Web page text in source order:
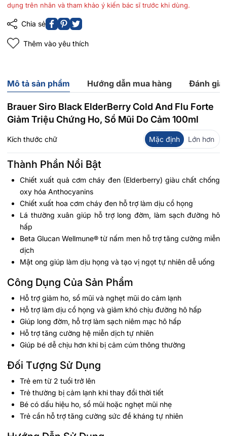
dụng trên nhãn và tham khảo ý kiến bác sĩ trước khi dùng.
Chia sẻ
Thêm vào yêu thích
Mô tả sản phẩm Hướng dẫn mua hàng Đánh giá
Brauer Siro Black ElderBerry Cold And Flu Forte
Giảm Triệu Chứng Ho, Sổ Mũi Do Cảm 100ml
Kích thước chữ Mặc định Lớn hơn
Thành Phần Nổi Bật
Chiết xuất quả cơm cháy đen (Elderberry) giàu chất chống
oxy hóa Anthocyanins
Chiết xuất hoa cơm cháy đen hỗ trợ làm dịu cổ họng
Lá thường xuân giúp hỗ trợ long đờm, làm sạch đường hô
hấp
Beta Glucan Wellmune® từ nấm men hỗ trợ tăng cường miễn
dịch
Mật ong giúp làm dịu họng và tạo vị ngọt tự nhiên dễ uống
Công Dụng Của Sản Phẩm
Hỗ trợ giảm ho, sổ mũi và nghẹt mũi do cảm lạnh
Hỗ trợ làm dịu cổ họng và giảm khó chịu đường hô hấp
Giúp long đờm, hỗ trợ làm sạch niêm mạc hô hấp
Hỗ trợ tăng cường hệ miễn dịch tự nhiên
Giúp bé dễ chịu hơn khi bị cảm cúm thông thường
Đối Tượng Sử Dụng
Trẻ em từ 2 tuổi trở lên
Trẻ thường bị cảm lạnh khi thay đổi thời tiết
Bé có dấu hiệu ho, sổ mũi hoặc nghẹt mũi nhẹ
Trẻ cần hỗ trợ tăng cường sức đề kháng tự nhiên